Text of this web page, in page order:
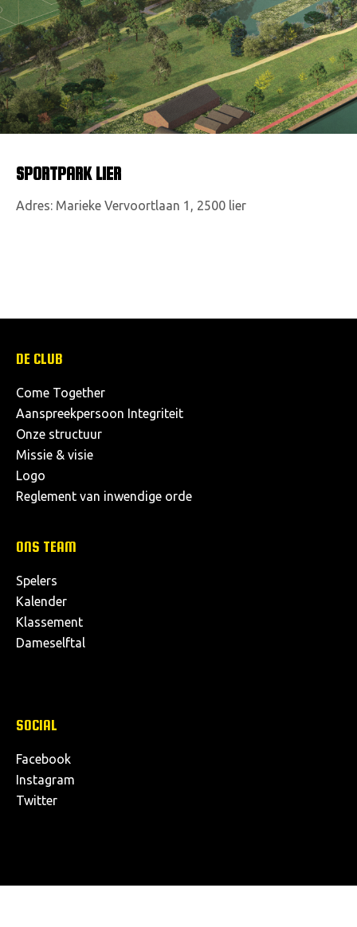
SPORTPARK LIER
Adres: Marieke Vervoortlaan 1, 2500 lier
DE CLUB
Come Together
Aanspreekpersoon Integriteit
Onze structuur
Missie & visie
Logo
Reglement van inwendige orde
ONS TEAM
Spelers
Kalender
Klassement
Dameselftal
SOCIAL
Facebook
Instagram
Twitter